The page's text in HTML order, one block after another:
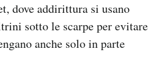
dove addirittura si usano
sotto le scarpe per evitare
anche solo in parte